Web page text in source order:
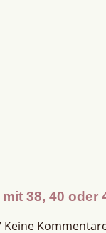
38, 40 oder
Keine